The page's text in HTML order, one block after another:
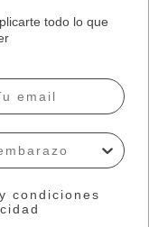
todo lo que
condiciones